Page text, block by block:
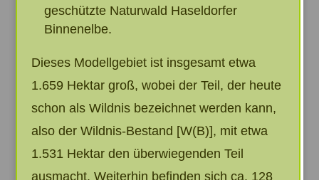
geschützte Naturwald Haseldorfer
Binnenelbe.
Dieses Modellgebiet ist insgesamt etwa
1.659 Hektar groß, wobei der Teil, der heute
schon als Wildnis bezeichnet werden kann,
also der Wildnis-Bestand [W(B)], mit etwa
1.531 Hektar den überwiegenden Teil
ausmacht. Weiterhin befinden sich ca. 128